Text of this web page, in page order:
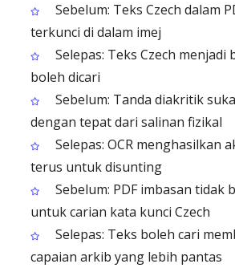
Sebelum: Teks Czech dalam
terkunci di dalam imej
Selepas: Teks Czech menjadi
boleh dicari
Sebelum: Tanda diakritik
dengan tepat dari salinan fizikal
Selepas: OCR menghasilkan
terus untuk disunting
Sebelum: PDF imbasan tidak
untuk carian kata kunci Czech
Selepas: Teks boleh cari
capaian arkib yang lebih pantas